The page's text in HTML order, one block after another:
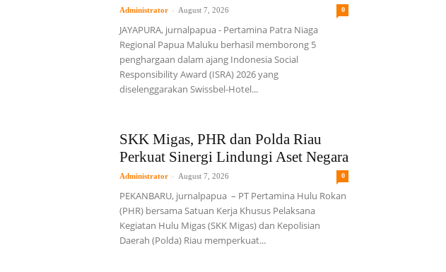
Administrator - August 7, 2026 0
JAYAPURA, jurnalpapua - Pertamina Patra Niaga
Regional Papua Maluku berhasil memborong 5
penghargaan dalam ajang Indonesia Social
Responsibility Award (ISRA) 2026 yang
diselenggarakan Swissbel-Hotel...
SKK Migas, PHR dan Polda Riau
Perkuat Sinergi Lindungi Aset Negara
Administrator - August 7, 2026 0
PEKANBARU, jurnalpapua – PT Pertamina Hulu Rokan
(PHR) bersama Satuan Kerja Khusus Pelaksana
Kegiatan Hulu Migas (SKK Migas) dan Kepolisian
Daerah (Polda) Riau memperkuat...